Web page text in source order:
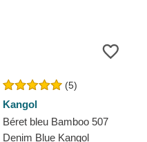
(5)
Kangol
Béret bleu Bamboo 507
Denim Blue Kangol